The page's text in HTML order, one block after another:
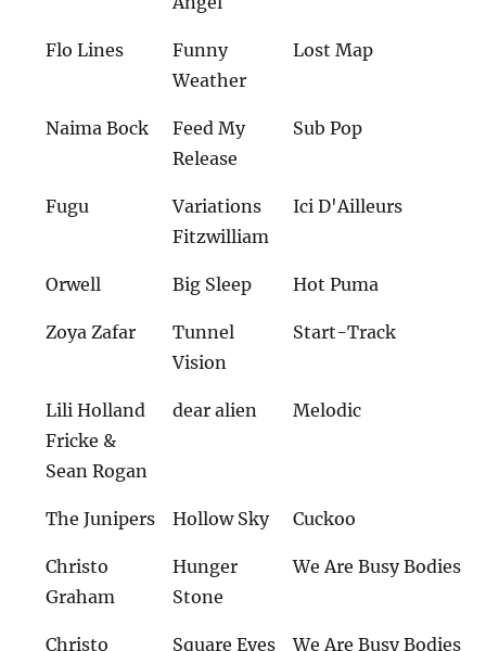
Flo Lines
Funny
Weather
Lost Map
Naima Bock
Feed My
Release
Sub Pop
Fugu
Variations
Fitzwilliam
Ici D'Ailleurs
Orwell Big Sleep Hot Puma
Zoya Zafar
Tunnel
Vision
Start-Track
Lili Holland
Fricke &
Sean Rogan
dear alien Melodic
The Junipers Hollow Sky Cuckoo
Christo
Graham
Hunger
Stone
We Are Busy Bodies
Christo Square Eyes We Are Busy Bodies